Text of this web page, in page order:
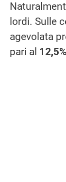
lordi. Sulle
agevolata
pari al 12,5%